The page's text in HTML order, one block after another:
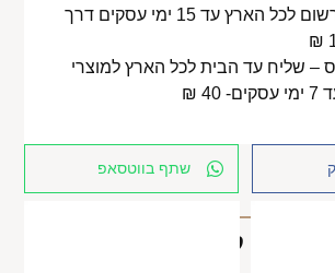
משלוח בדואר רשום לכל הארץ עד 15 ימי עסקים דרך
– שליח עד הבית לכל הארץ למוצרי
₪
שתף בווטסאפ
מוצרים קשורים